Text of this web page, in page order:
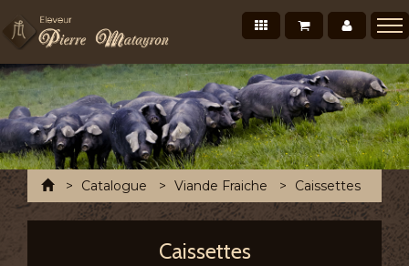
Mon
Mon panier
Nos produits
Présentation
Points de vente Professionnels
Recettes et conseils
Photos/Vidéos
Salons et évènements
AccueilCatalogue Viande Fraiche Caissettes
Caissettes